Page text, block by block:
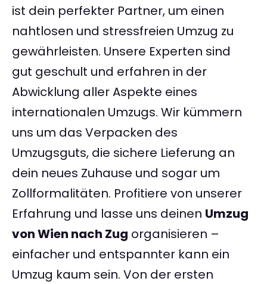
ist dein perfekter Partner, um einen
nahtlosen und stressfreien Umzug zu
gewährleisten. Unsere Experten sind
gut geschult und erfahren in der
Abwicklung aller Aspekte eines
internationalen Umzugs. Wir kümmern
uns um das Verpacken des
Umzugsguts, die sichere Lieferung an
dein neues Zuhause und sogar um
Zollformalitäten. Profitiere von unserer
Erfahrung und lasse uns deinen Umzug
von Wien nach Zug organisieren –
einfacher und entspannter kann ein
Umzug kaum sein. Von der ersten